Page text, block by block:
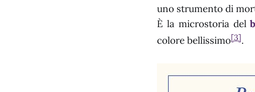
uno strumento di
È la microstoria del
colore bellissimo[3].